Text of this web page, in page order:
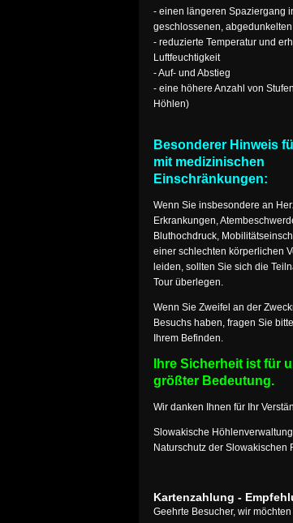
- einen längeren Spaziergang
geschlossenen,
- reduzierte Temperatur und
Luftfeuchtigkeit
- Auf- und Abstieg
- eine höhere Anzahl von
Höhlen)
Besonderer Hinweis
mit medizinischen
Einschränkungen:
Wenn Sie insbesondere an
Erkrankungen,
Bluthochdruck,
einer schlechten körperlichen
leiden, sollten Sie sich die
Tour überlegen.
Wenn Sie Zweifel an der
Besuchs haben, fragen Sie
Ihrem Befinden.
Ihre Sicherheit ist für
größter Bedeutung.
Wir danken Ihnen für Ihr
Slowakische
Naturschutz der Slowakischen
Kartenzahlung -
Geehrte Besucher, wir